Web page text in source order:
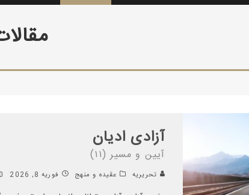
آزادی ادیان
آیین و مسیر (۱۱)
تحریریه عقیده و منهج فوریه 8, 2026 0